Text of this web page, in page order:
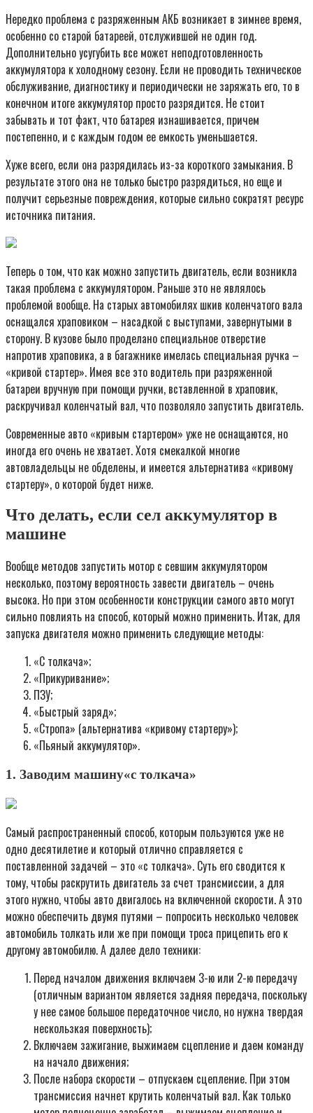
Нередко проблема с разряженным АКБ возникает в зимнее время,
особенно со старой батареей, отслужившей не один год.
Дополнительно усугубить все может неподготовленность
аккумулятора к холодному сезону. Если не проводить техническое
обслуживание, диагностику и периодически не заряжать его, то в
конечном итоге аккумулятор просто разрядится. Не стоит
забывать и тот факт, что батарея изнашивается, причем
постепенно, и с каждым годом ее емкость уменьшается.
Хуже всего, если она разрядилась из-за короткого замыкания. В
результате этого она не только быстро разрядиться, но еще и
получит серьезные повреждения, которые сильно сократят ресурс
источника питания.
Теперь о том, что как можно запустить двигатель, если возникла
такая проблема с аккумулятором. Раньше это не являлось
проблемой вообще. На старых автомобилях шкив коленчатого вала
оснащался храповиком – насадкой с выступами, завернутыми в
сторону. В кузове было проделано специальное отверстие
напротив храповика, а в багажнике имелась специальная ручка –
«кривой стартер». Имея все это водитель при разряженной
батареи вручную при помощи ручки, вставленной в храповик,
раскручивал коленчатый вал, что позволяло запустить двигатель.
Современные авто «кривым стартером» уже не оснащаются, но
иногда его очень не хватает. Хотя смекалкой многие
автовладельцы не обделены, и имеется альтернатива «кривому
стартеру», о которой будет ниже.
Что делать, если сел аккумулятор в
машине
Вообще методов запустить мотор с севшим аккумулятором
несколько, поэтому вероятность завести двигатель – очень
высока. Но при этом особенности конструкции самого авто могут
сильно повлиять на способ, который можно применить. Итак, для
запуска двигателя можно применить следующие методы:
«С толкача»;
«Прикуривание»;
ПЗУ;
«Быстрый заряд»;
«Стропа» (альтернатива «кривому стартеру»);
«Пьяный аккумулятор».
1. Заводим машину«с толкача»
Самый распространенный способ, которым пользуются уже не
одно десятилетие и который отлично справляется с
поставленной задачей – это «с толкача». Суть его сводится к
тому, чтобы раскрутить двигатель за счет трансмиссии, а для
этого нужно, чтобы авто двигалось на включенной скорости. А это
можно обеспечить двумя путями – попросить несколько человек
автомобиль толкать или же при помощи троса прицепить его к
другому автомобилю. А далее дело техники:
Перед началом движения включаем 3-ю или 2-ю передачу
(отличным вариантом является задняя передача, поскольку
у нее самое большое передаточное число, но нужна твердая
нескользкая поверхность);
Включаем зажигание, выжимаем сцепление и даем команду
на начало движения;
После набора скорости – отпускаем сцепление. При этом
трансмиссия начнет крутить коленчатый вал. Как только